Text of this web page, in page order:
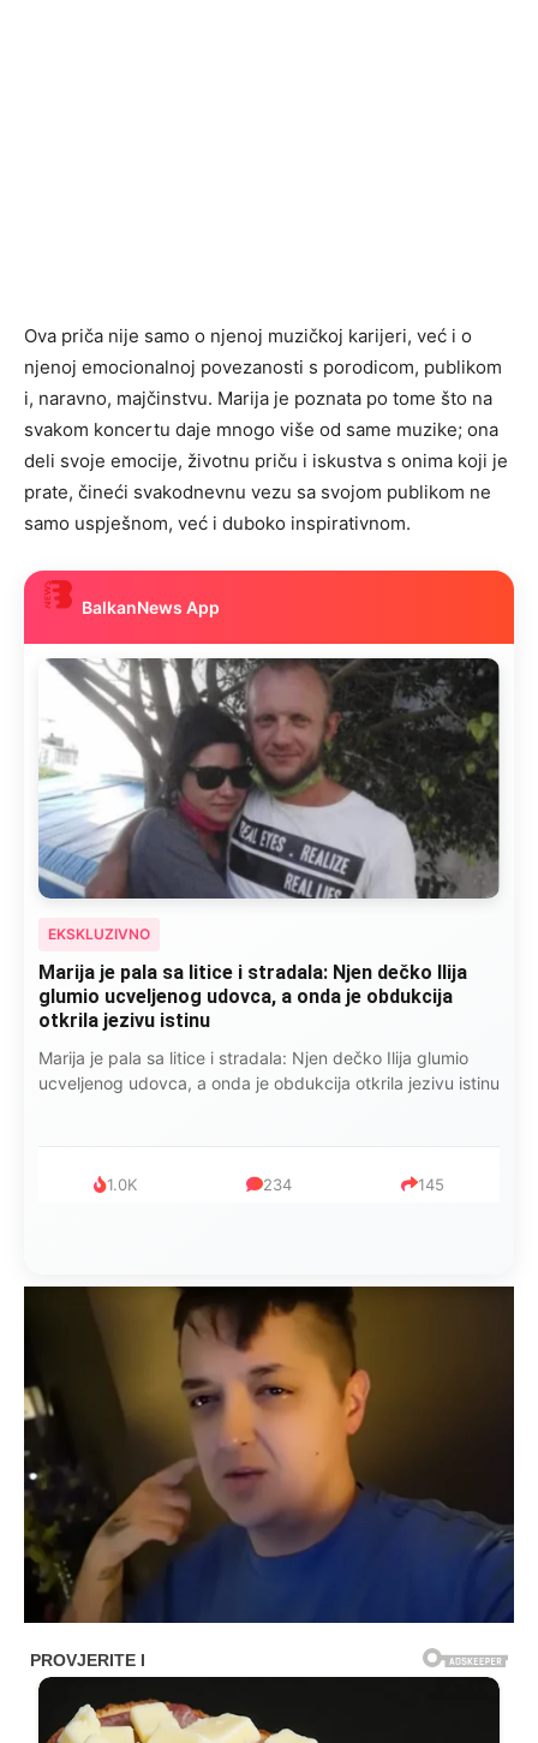
Ova priča nije samo o njenoj muzičkoj karijeri, već i o
njenoj emocionalnoj povezanosti s porodicom, publikom
i, naravno, majčinstvu. Marija je poznata po tome što na
svakom koncertu daje mnogo više od same muzike; ona
deli svoje emocije, životnu priču i iskustva s onima koji je
prate, čineći svakodnevnu vezu sa svojom publikom ne
samo uspješnom, već i duboko inspirativnom.
BalkanNews App
EKSKLUZIVNO
Kad se Marin suprug razbolio ona ga kupala,
pelene mu mijenjala: Jedno jutro je poslao po
čokoladu..
Kad se Marin suprug razbolio ona ga kupala, pelene mu
mijenjala: Jedno jutro je poslao po čokoladu..
999 321 234